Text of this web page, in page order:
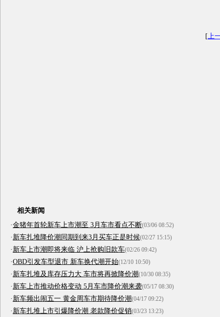
[上
相关新闻
·金猪年首轮新车上市潮至 3月车市看点不断(03/06 08:52)
·新车扎堆降价潮同期到来3月买车正是时候(02/27 15:15)
·新车上市潮即将来临 沪上抢购旧款车(02/26 09:42)
·OBD引发车型退市 新车换代潮开始(12/10 10:50)
·新车扎堆及库存压力大 车市将再掀降价潮(10/30 08:35)
·新车上市推动价格变动 5月车市降价潮来袭(05/17 08:30)
·新车频出闹五一 黄金周车市期待降价潮(04/17 09:22)
·新车扎堆上市引爆降价潮 老款降价促销(03/23 13:23)